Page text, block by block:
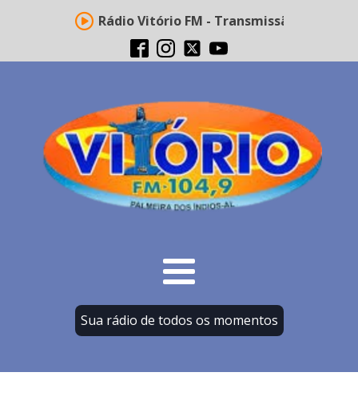
Rádio Vitório FM - Transmissão ao vivo
Sua rádio de todos os momentos